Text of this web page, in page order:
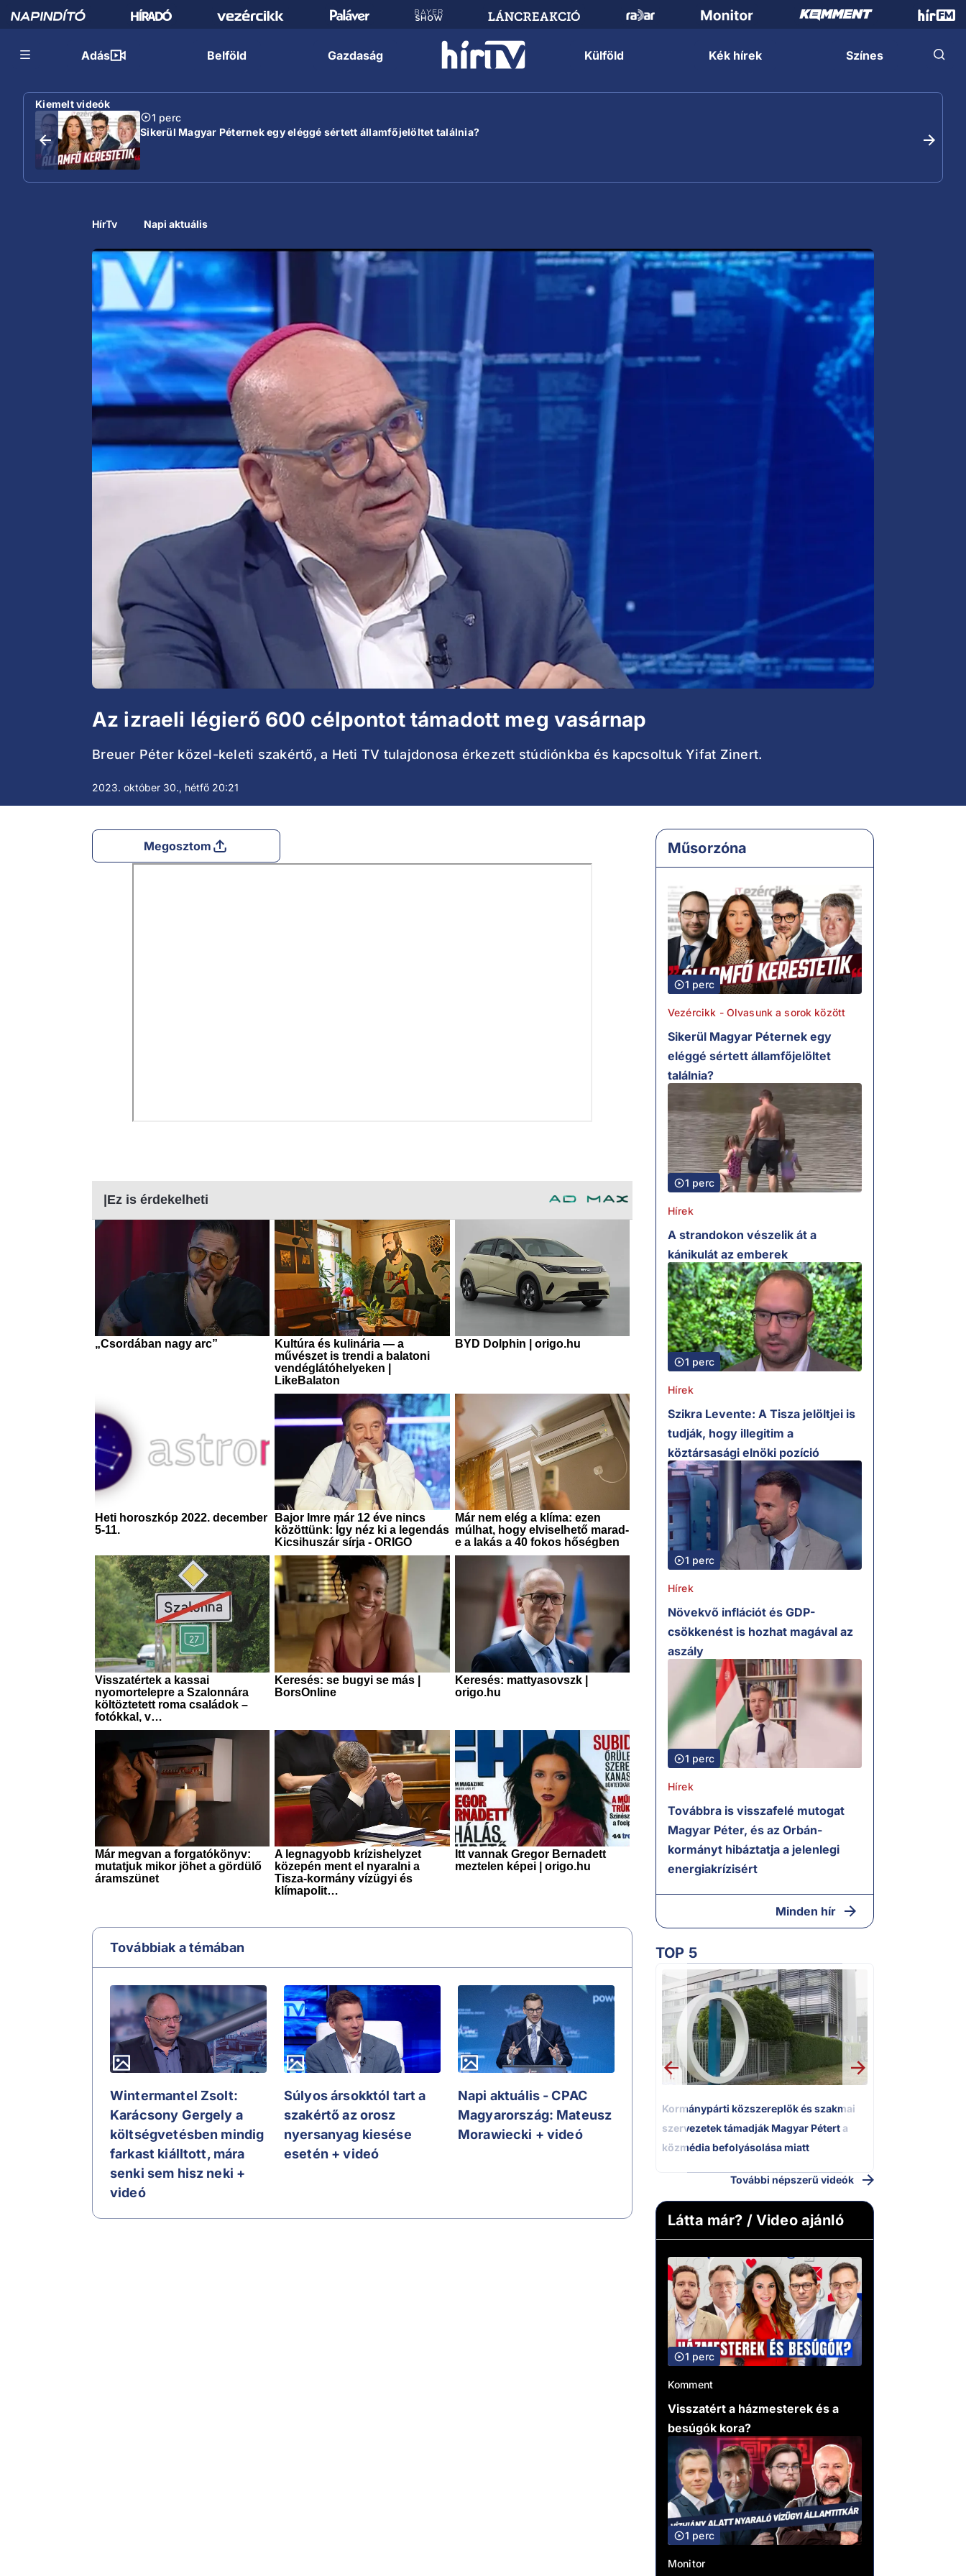
Adás Belföld Gazdaság Külföld Kék hírek Színes
Kiemelt videók
1 perc
Sikerül Magyar Péternek egy eléggé sértett államfőjelöltet találnia?
HírTv Napi aktuális
Az izraeli légierő 600 célpontot támadott meg vasárnap
Breuer Péter közel-keleti szakértő, a Heti TV tulajdonosa érkezett stúdiónkba és kapcsoltuk Yifat Zinert.
2023. október 30., hétfő 20:21
Megosztom
Továbbiak a témában
Wintermantel Zsolt:
Karácsony Gergely a
költségvetésben mindig
farkast kiálltott, mára
senki sem hisz neki +
videó
Súlyos ársokktól tart a
szakértő az orosz
nyersanyag kiesése
esetén + videó
Napi aktuális - CPAC
Magyarország: Mateusz
Morawiecki + videó
Műsorzóna
1 perc
Vezércikk - Olvasunk a sorok között
Sikerül Magyar Péternek egy
eléggé sértett államfőjelöltet
találnia?
1 perc
Hírek
A strandokon vészelik át a
kánikulát az emberek
1 perc
Hírek
Szikra Levente: A Tisza jelöltjei is
tudják, hogy illegitim a
köztársasági elnöki pozíció
1 perc
Hírek
Növekvő inflációt és GDP-
csökkenést is hozhat magával az
aszály
1 perc
Hírek
Továbbra is visszafelé mutogat
Magyar Péter, és az Orbán-
kormányt hibáztatja a jelenlegi
energiakrízisért
Minden hír
TOP 5
1.
Kormánypárti közszereplők és szakmai
szervezetek támadják Magyar Pétert a
közmédia befolyásolása miatt
További népszerű videók
Látta már? / Video ajánló
1 perc
Komment
Visszatért a házmesterek és a
besúgók kora?
1 perc
Monitor